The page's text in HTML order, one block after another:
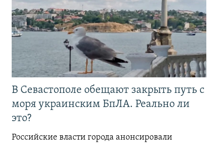
В Севастополе обещают закрыть путь с
моря украинским БпЛА. Реально ли
это?
Российские власти города анонсировали